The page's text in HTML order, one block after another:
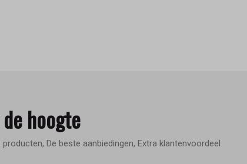
hoogte
De beste aanbiedingen, Extra klantenvoordeel